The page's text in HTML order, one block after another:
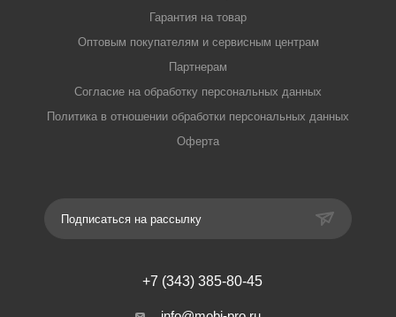
Гарантия на товар
Оптовым покупателям и сервисным центрам
Партнерам
Согласие на обработку персональных данных
Политика в отношении обработки персональных данных
Оферта
Подписаться на рассылку
+7 (343) 385-80-45